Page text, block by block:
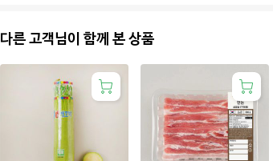
다른 고객님이 함께 본 상품